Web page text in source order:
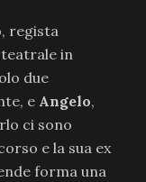
, regista
in
due
e Angelo,
ci sono
e la sua ex
forma una